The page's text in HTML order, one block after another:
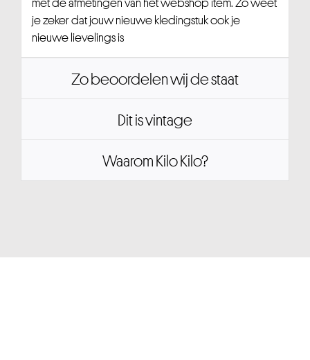
je zeker dat jouw nieuwe kledingstuk ook je
nieuwe lievelings is
Zo beoordelen wij de staat
Dit is vintage
Waarom Kilo Kilo?